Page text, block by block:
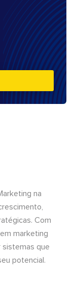
na
Com
marketing
sistemas que
potencial.